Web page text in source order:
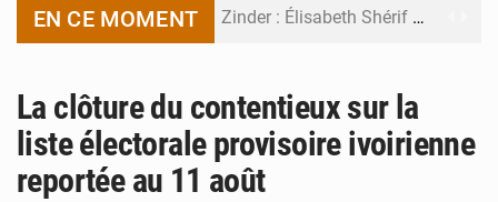
EN CE MOMENT Zinder : Élisabeth Shérif visite l’école Birni Garçon
Niger : Bilan à mi-parcours du Programme de Refondation
La clôture du contentieux sur la
liste électorale provisoire ivoirienne
reportée au 11 août